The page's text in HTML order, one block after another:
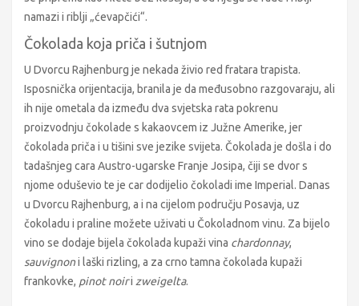
namazi i riblji „ćevapčići“.
Čokolada koja priča i šutnjom
U Dvorcu Rajhenburg je nekada živio red fratara trapista.
Isposnička orijentacija, branila je da međusobno razgovaraju, ali
ih nije ometala da između dva svjetska rata pokrenu
proizvodnju čokolade s kakaovcem iz Južne Amerike, jer
čokolada priča i u tišini sve jezike svijeta. Čokolada je došla i do
tadašnjeg cara Austro-ugarske Franje Josipa, čiji se dvor s
njome oduševio te je car dodijelio čokoladi ime Imperial. Danas
u Dvorcu Rajhenburg, a i na cijelom području Posavja, uz
čokoladu i praline možete uživati u Čokoladnom vinu. Za bijelo
vino se dodaje bijela čokolada kupaži vina chardonnay,
sauvignoni laški rizling, a za crno tamna čokolada kupaži
frankovke, pinot noiri zweigelta.